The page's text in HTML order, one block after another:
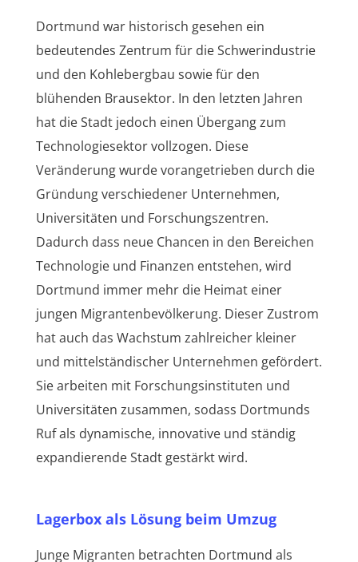
Dortmund war historisch gesehen ein
bedeutendes Zentrum für die Schwerindustrie
und den Kohlebergbau sowie für den
blühenden Brausektor. In den letzten Jahren
hat die Stadt jedoch einen Übergang zum
Technologiesektor vollzogen. Diese
Veränderung wurde vorangetrieben durch die
Gründung verschiedener Unternehmen,
Universitäten und Forschungszentren.
Dadurch dass neue Chancen in den Bereichen
Technologie und Finanzen entstehen, wird
Dortmund immer mehr die Heimat einer
jungen Migrantenbevölkerung. Dieser Zustrom
hat auch das Wachstum zahlreicher kleiner
und mittelständischer Unternehmen gefördert.
Sie arbeiten mit Forschungsinstituten und
Universitäten zusammen, sodass Dortmunds
Ruf als dynamische, innovative und ständig
expandierende Stadt gestärkt wird.
Lagerbox als Lösung beim Umzug
Junge Migranten betrachten Dortmund als